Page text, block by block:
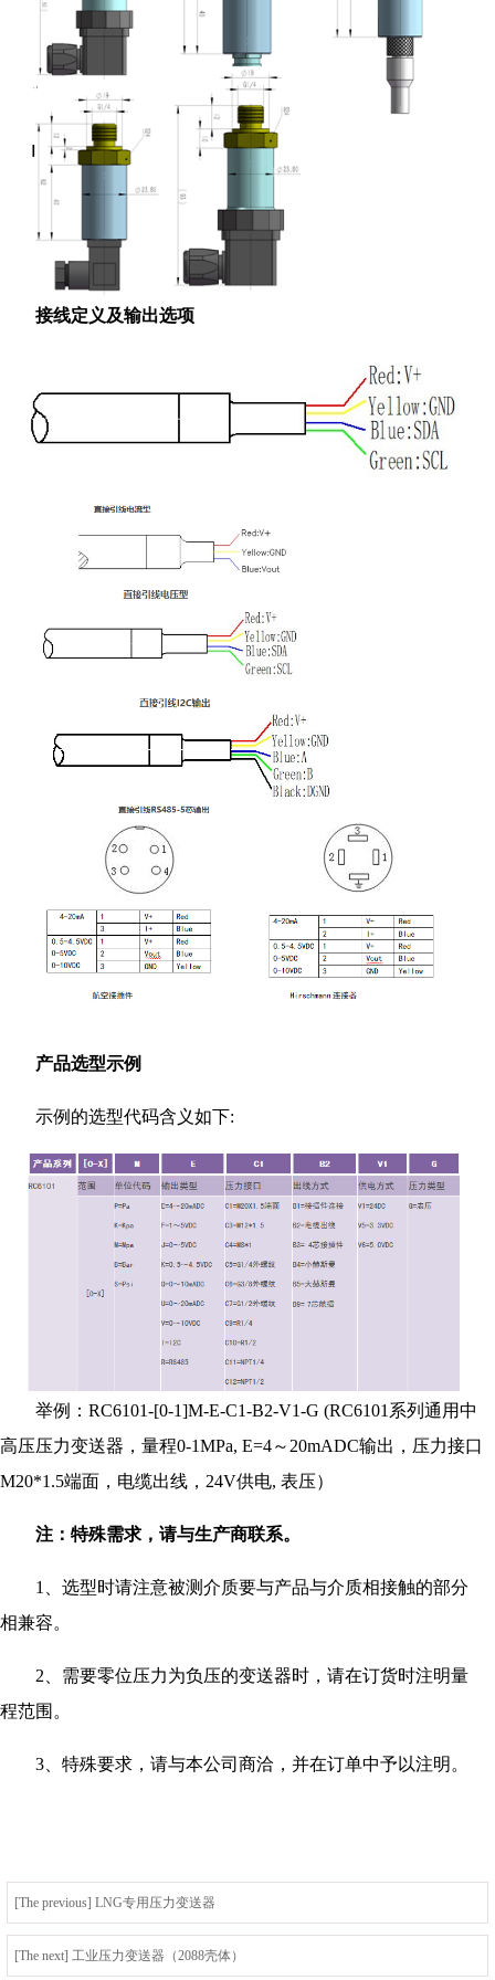
接线定义及输出选项
产品选型示例
示例的选型代码含义如下:
举例：RC6101-[0-1]M-E-C1-B2-V1-G (RC6101系列通用中
高压压力变送器，量程0-1MPa, E=4～20mADC输出，压力接口
M20*1.5端面，电缆出线，24V供电, 表压）
注：特殊需求，请与生产商联系。
1、选型时请注意被测介质要与产品与介质相接触的部分
相兼容。
2、需要零位压力为负压的变送器时，请在订货时注明量
程范围。
3、特殊要求，请与本公司商洽，并在订单中予以注明。
[The previous] LNG专用压力变送器
[The next] 工业压力变送器（2088壳体）